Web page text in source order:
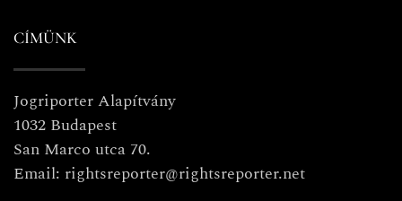
CÍMÜNK
Jogriporter Alapítvány
1032 Budapest
San Marco utca 70.
Email: rightsreporter@rightsreporter.net